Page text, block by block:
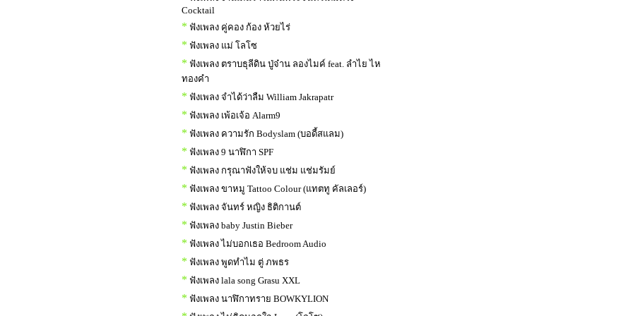
Cocktail
* ฟังเพลง คู่คอง ก้อง ห้วยไร่
* ฟังเพลง แม่ โลโซ
* ฟังเพลง ตราบธุลีดิน ปู่จ๋าน ลองไมค์ feat. ลำไย ไห
ทองคำ
* ฟังเพลง จำได้ว่าลืม William Jakrapatr
* ฟังเพลง เพ้อเจ้อ Alarm9
* ฟังเพลง ความรัก Bodyslam (บอดี้สแลม)
* ฟังเพลง 9 นาฬิกา SPF
* ฟังเพลง กรุณาฟังให้จบ แช่ม แช่มรัมย์
* ฟังเพลง ขาหมู Tattoo Colour (แทตทู คัลเลอร์)
* ฟังเพลง จันทร์ หญิง ธิติกานต์
* ฟังเพลง baby Justin Bieber
* ฟังเพลง ไม่บอกเธอ Bedroom Audio
* ฟังเพลง พูดทำไม ตู่ ภพธร
* ฟังเพลง lala song Grasu XXL
* ฟังเพลง นาฬิกาทราย BOWKYLION